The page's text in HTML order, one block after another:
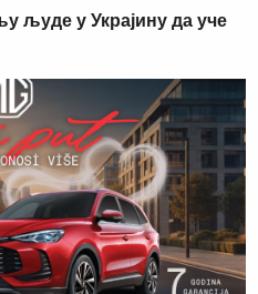
људе у Украјину да уче